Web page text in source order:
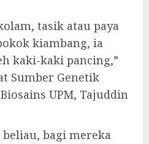
tasik atau paya
kiambang, ia
kaki-kaki pancing,”
Sumber Genetik
UPM, Tajuddin
bagi mereka